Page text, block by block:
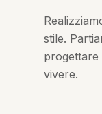
stile.
progettare
vivere.